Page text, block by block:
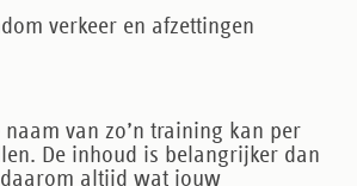
verkeer en afzettingen
naam van zo’n training kan per
De inhoud is belangrijker dan
daarom altijd wat jouw